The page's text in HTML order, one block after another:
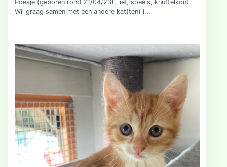
Poesje (geboren rond 21/04/23), lief, speels, knuffelkont.
Wil graag samen met een andere kat(ten) i...